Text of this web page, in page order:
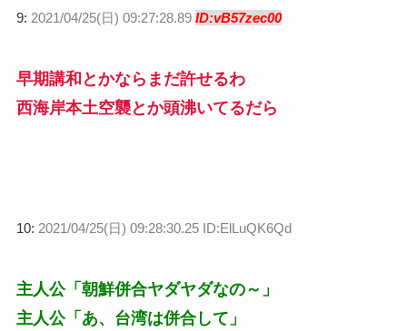
9: 2021/04/25(日) 09:27:28.89 ID:vB57zec00
早期講和とかならまだ許せるわ
西海岸本土空襲とか頭沸いてるだら
10: 2021/04/25(日) 09:28:30.25 ID:ElLuQK6Qd
主人公「朝鮮併合ヤダヤダなの～」
主人公「あ、台湾は併合して」